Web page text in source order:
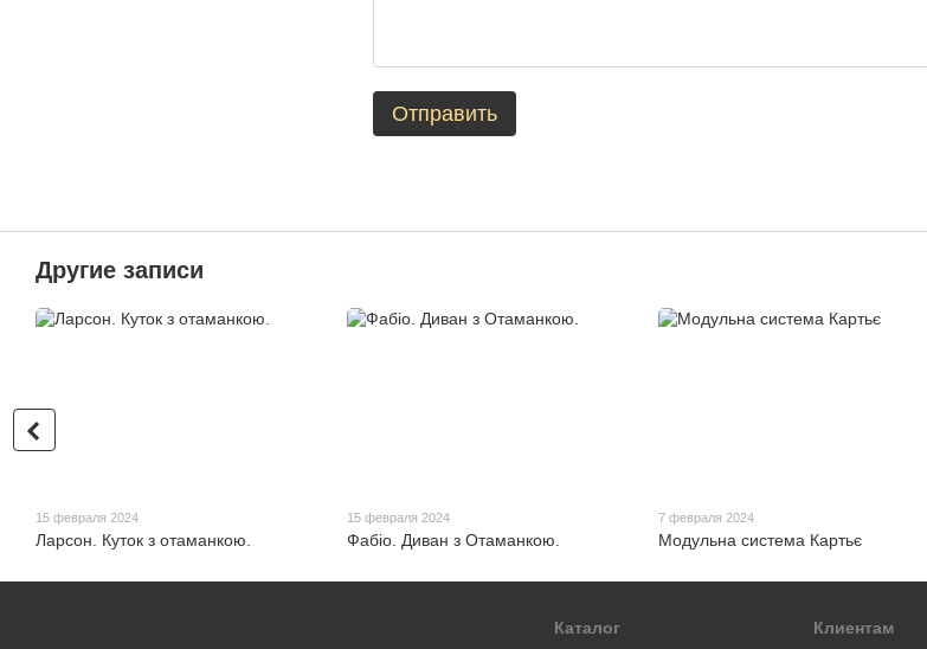
Отправить
Другие записи
15 февраля 2024
Ларсон. Куток з отаманкою.
15 февраля 2024
Фабіо. Диван з Отаманкою.
7 февраля 2024
Модульна система Картьє
Каталог Клиентам